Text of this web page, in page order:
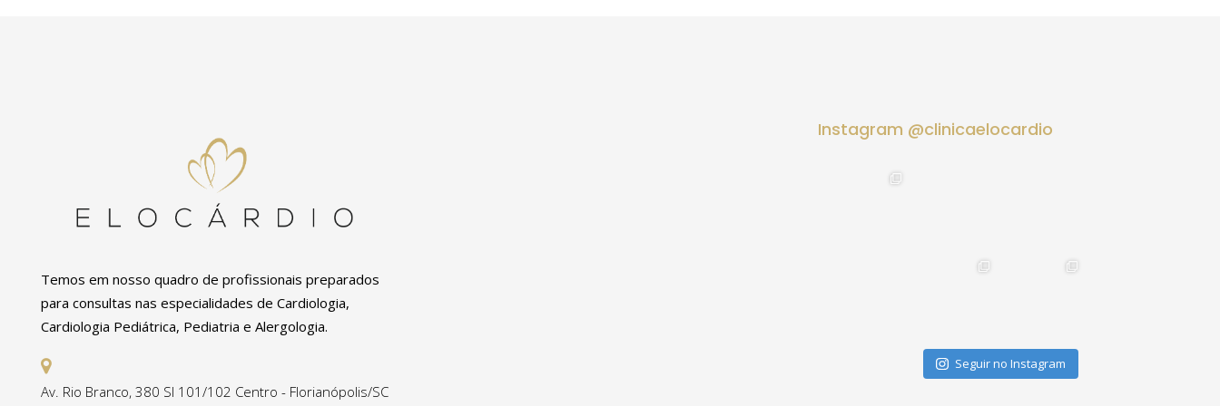
Temos em nosso quadro de profissionais preparados
para consultas nas especialidades de Cardiologia,
Cardiologia Pediátrica, Pediatria e Alergologia.
Av. Rio Branco, 380 Sl 101/102 Centro - Florianópolis/SC
Instagram @clinicaelocardio
Seguir no Instagram